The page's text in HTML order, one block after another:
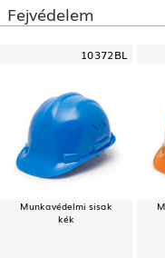
Fejvédelem
10372BL
Munkavédelmi sisak
kék